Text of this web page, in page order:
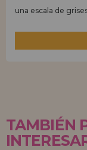
una escala de
TAMBIÉN